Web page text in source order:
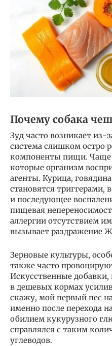
Почему собака
Зуд часто возникает из-
система слишком остро
компоненты пищи. Чаще
которые организм
агенты. Курица,
становятся триггерами,
и последующее
пищевая
аллергии отсутствием
вызывает раздражение
Зерновые культуры,
также часто
Искусственные
в дешевых кормах
скажу, мой первый пес
именно после перехода
обилием кукурузного
справлялся с таким
углеводов.